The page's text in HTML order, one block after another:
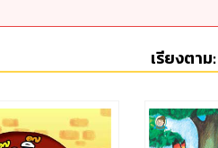
เรียงตาม: